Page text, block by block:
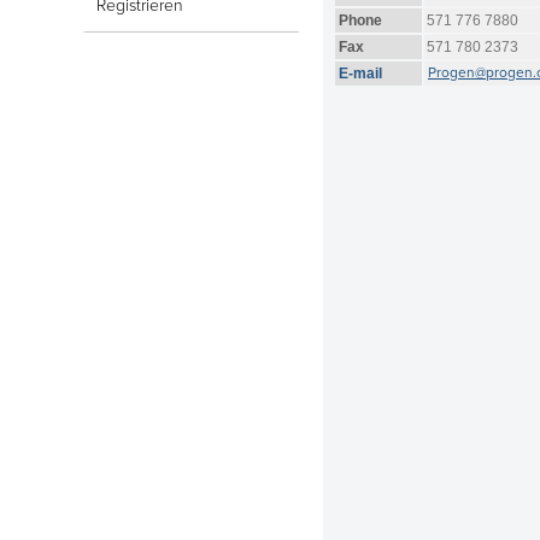
Registrieren
Phone
571 776 7880
Fax
571 780 2373
E-mail